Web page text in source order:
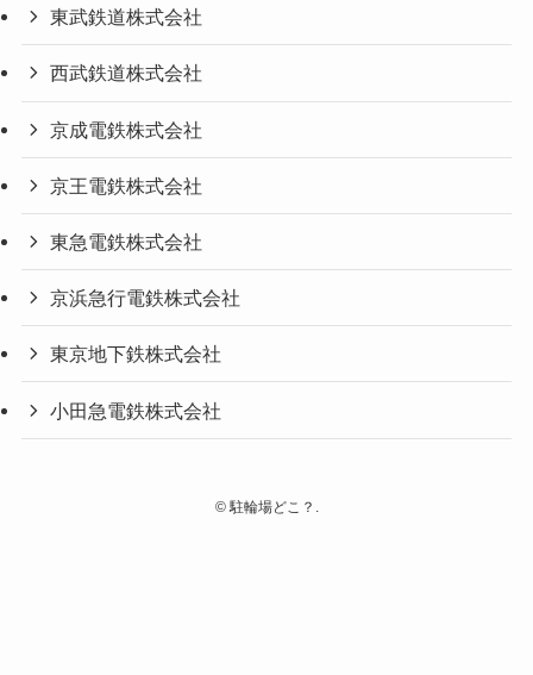
東武鉄道株式会社
西武鉄道株式会社
京成電鉄株式会社
京王電鉄株式会社
東急電鉄株式会社
京浜急行電鉄株式会社
東京地下鉄株式会社
小田急電鉄株式会社
©駐輪場どこ？.